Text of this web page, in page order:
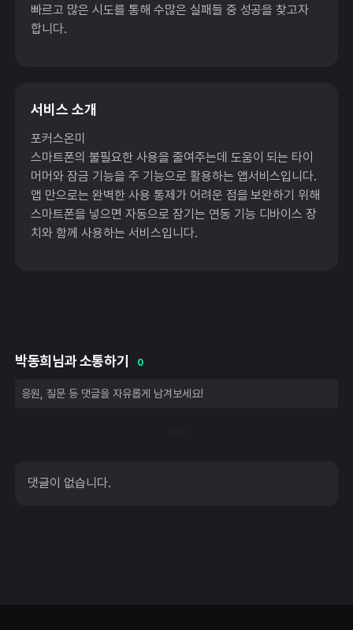
빠르고 많은 시도를 통해 수많은 실패들 중 성공을 찾고자
합니다.
서비스 소개
포커스온미
스마트폰의 불필요한 사용을 줄여주는데 도움이 되는 타이
머머와 잠금 기능을 주 기능으로 활용하는 앱서비스입니다.
앱 만으로는 완벽한 사용 통제가 어려운 점을 보완하기 위해
스마트폰을 넣으면 자동으로 잠기는 연동 기능 디바이스 장
치와 함께 사용하는 서비스입니다.
박동희님과 소통하기 0
댓글이 없습니다.